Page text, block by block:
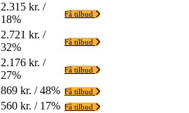
2.315 kr. /
18%
Få tilbud
2.721 kr. /
32%
Få tilbud
2.176 kr. /
27%
Få tilbud
869 kr. / 48% Få tilbud
560 kr. / 17% Få tilbud